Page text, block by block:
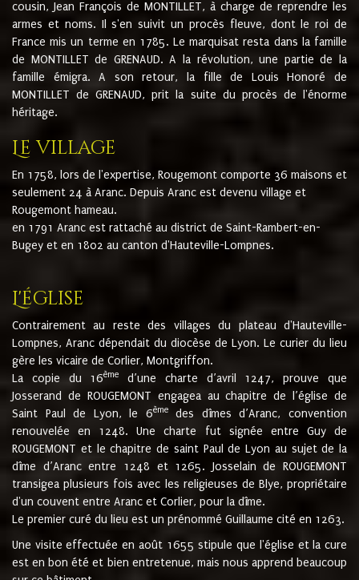
cousin, Jean François de MONTILLET, à charge de reprendre les
armes et noms. Il s'en suivit un procès fleuve, dont le roi de
France mis un terme en 1785. Le marquisat resta dans la famille
de MONTILLET de GRENAUD. A la révolution, une partie de la
famille émigra. A son retour, la fille de Louis Honoré de
MONTILLET de GRENAUD, prit la suite du procès de l'énorme
héritage.
Le village
En 1758, lors de l'expertise, Rougemont comporte 36 maisons et
seulement 24 à Aranc. Depuis Aranc est devenu village et
Rougemont hameau.
en 1791 Aranc est rattaché au district de Saint-Rambert-en-
Bugey et en 1802 au canton d'Hauteville-Lompnes.
L'église
Contrairement au reste des villages du plateau d'Hauteville-
Lompnes, Aranc dépendait du diocèse de Lyon. Le curier du lieu
gère les vicaire de Corlier, Montgriffon.
La copie du 16ème
d’une charte d’avril 1247, prouve que
Josserand de ROUGEMONT engagea au chapitre de l’église de
Saint Paul de Lyon, le 6èmedes dîmes d’Aranc, convention
renouvelée en 1248. Une charte fut signée entre Guy de
ROUGEMONT et le chapitre de saint Paul de Lyon au sujet de la
dîme d’Aranc entre 1248 et 1265. Josselain de ROUGEMONT
transigea plusieurs fois avec les religieuses de Blye, propriétaire
d'un couvent entre Aranc et Corlier, pour la dîme.
Le premier curé du lieu est un prénommé Guillaume cité en 1263.
Une visite effectuée en août 1655 stipule que l'église et la cure
est en bon été et bien entretenue, mais nous apprend beaucoup